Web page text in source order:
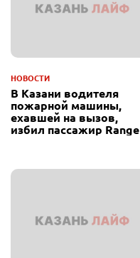
НОВОСТИ
В Казани водителя
пожарной машины,
ехавшей на вызов,
избил пассажир Range